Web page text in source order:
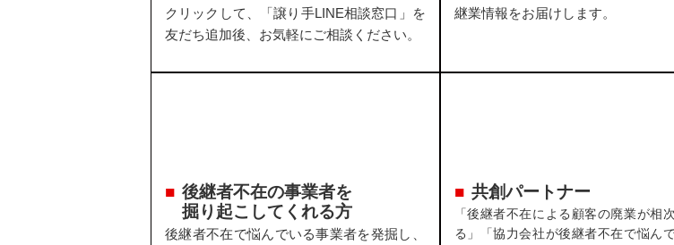
クリックして、「譲り手LINE相談窓口」を
友だち追加後、お気軽にご相談ください。
継業情報をお届けします。
後継者不在の事業者を
掘り起こしてくれる方
後継者不在で悩んでいる事業者を発掘し、
共創パートナー
「後継者不在による顧客の廃業が相
る」「協力会社が後継者不在で悩んで